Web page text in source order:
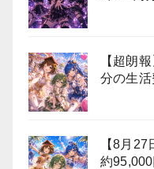
【超朗
分の生活
【8月
約95,000